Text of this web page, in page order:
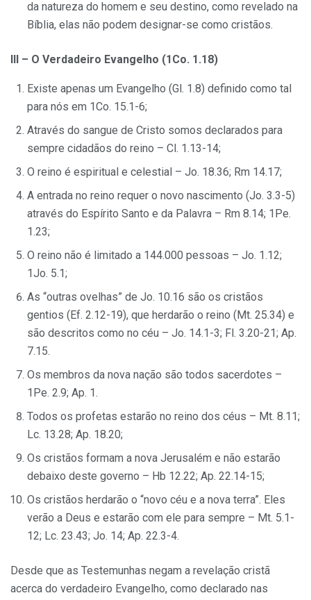
da natureza do homem e seu destino, como revelado na
Bíblia, elas não podem designar-se como cristãos.
III – O Verdadeiro Evangelho (1Co. 1.18)
Existe apenas um Evangelho (Gl. 1.8) definido como tal
para nós em 1Co. 15.1-6;
Através do sangue de Cristo somos declarados para
sempre cidadãos do reino – Cl. 1.13-14;
O reino é espiritual e celestial – Jo. 18.36; Rm 14.17;
A entrada no reino requer o novo nascimento (Jo. 3.3-5)
através do Espírito Santo e da Palavra – Rm 8.14; 1Pe.
1.23;
O reino não é limitado a 144.000 pessoas – Jo. 1.12;
1Jo. 5.1;
As “outras ovelhas” de Jo. 10.16 são os cristãos
gentios (Ef. 2.12-19), que herdarão o reino (Mt. 25.34) e
são descritos como no céu – Jo. 14.1-3; Fl. 3.20-21; Ap.
7.15.
Os membros da nova nação são todos sacerdotes –
1Pe. 2.9; Ap. 1.
Todos os profetas estarão no reino dos céus – Mt. 8.11;
Lc. 13.28; Ap. 18.20;
Os cristãos formam a nova Jerusalém e não estarão
debaixo deste governo – Hb 12.22; Ap. 22.14-15;
Os cristãos herdarão o “novo céu e a nova terra”. Eles
verão a Deus e estarão com ele para sempre – Mt. 5.1-
12; Lc. 23.43; Jo. 14; Ap. 22.3-4.
Desde que as Testemunhas negam a revelação cristã
acerca do verdadeiro Evangelho, como declarado nas